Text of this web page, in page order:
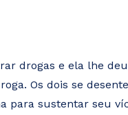
drogas e ela lhe
Os dois se
para sustentar seu